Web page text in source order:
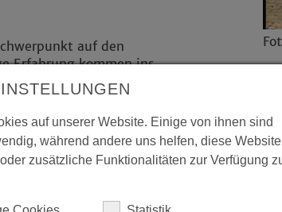
auf den
Erfahrung kommen ins
konkrete Strategien für
bietet die
wuchs das
auf unserer Website. Einige von ihnen sind
während andere uns helfen, diese Website
zusätzliche Funktionalitäten zur Verfügung